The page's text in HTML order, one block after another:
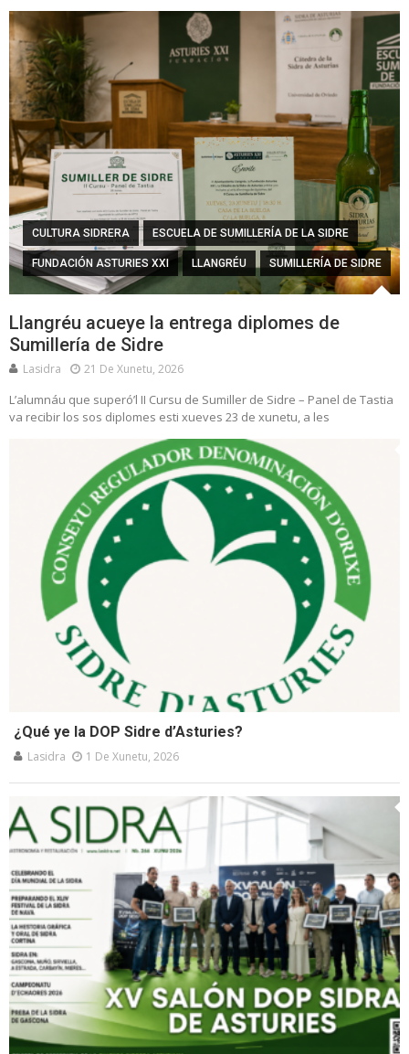
CULTURA SIDRERA ESCUELA DE SUMILLERÍA DE LA SIDRE
FUNDACIÓN ASTURIES XXI LLANGRÉU SUMILLERÍA DE SIDRE
Llangréu acueye la entrega diplomes de
Sumillería de Sidre
Lasidra 21 De Xunetu, 2026
L’alumnáu que superó’l II Cursu de Sumiller de Sidre – Panel de Tastia
va recibir los sos diplomes esti xueves 23 de xunetu, a les
¿Qué ye la DOP Sidre d’Asturies?
Lasidra 1 De Xunetu, 2026